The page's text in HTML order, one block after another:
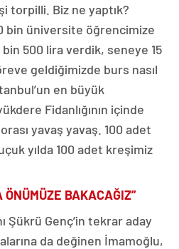
torpilli. Biz ne yaptık?
bin üniversite öğrencimize
500 lira verdik, seneye 15
geldiğimizde burs nasıl
en büyük
Fidanlığının içinde
yavaş yavaş. 100 adet
yılda 100 adet kreşimiz
BAKACAĞIZ”
Şükrü Genç’in tekrar aday
da değinen İmamoğlu,